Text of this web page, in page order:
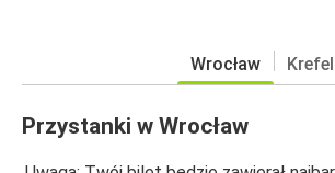
Wrocław
Przystanki w Wrocław